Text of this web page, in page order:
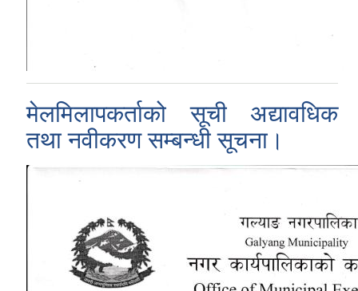
मेलमिलापकर्ताको सूची अद्यावधिक
तथा नवीकरण सम्बन्धी सूचना।